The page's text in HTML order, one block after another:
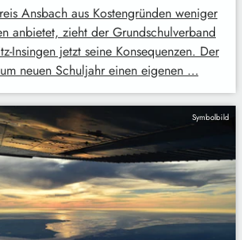
Ansbach aus Kostengründen weniger
anbietet, zieht der Grundschulverband
Insingen jetzt seine Konsequenzen. Der
neuen Schuljahr einen eigenen …
Symbolbild